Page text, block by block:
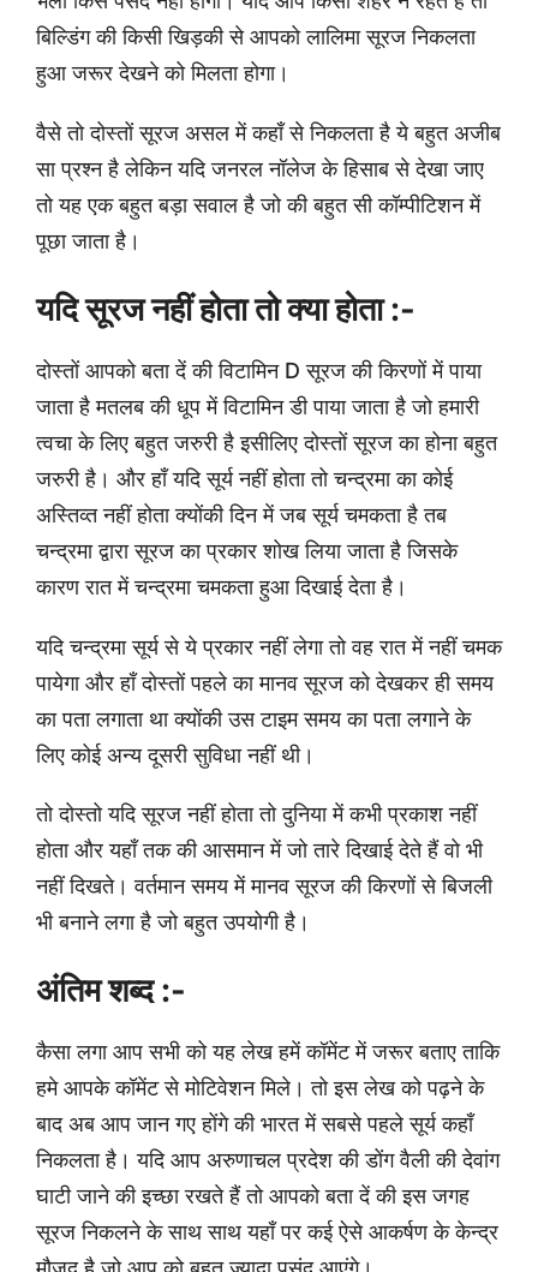
बिल्डिंग की किसी खिड़की से आपको लालिमा सूरज निकलता
हुआ जरूर देखने को मिलता होगा।
वैसे तो दोस्तों सूरज असल में कहाँ से निकलता है ये बहुत अजीब
सा प्रश्न है लेकिन यदि जनरल नॉलेज के हिसाब से देखा जाए
तो यह एक बहुत बड़ा सवाल है जो की बहुत सी कॉम्पीटिशन में
पूछा जाता है।
यदि सूरज नहीं होता तो क्या होता :-
दोस्तों आपको बता दें की विटामिन D सूरज की किरणों में पाया
जाता है मतलब की धूप में विटामिन डी पाया जाता है जो हमारी
त्वचा के लिए बहुत जरुरी है इसीलिए दोस्तों सूरज का होना बहुत
जरुरी है। और हाँ यदि सूर्य नहीं होता तो चन्द्रमा का कोई
अस्तिव्त नहीं होता क्योंकी दिन में जब सूर्य चमकता है तब
चन्द्रमा द्वारा सूरज का प्रकार शोख लिया जाता है जिसके
कारण रात में चन्द्रमा चमकता हुआ दिखाई देता है।
यदि चन्द्रमा सूर्य से ये प्रकार नहीं लेगा तो वह रात में नहीं चमक
पायेगा और हाँ दोस्तों पहले का मानव सूरज को देखकर ही समय
का पता लगाता था क्योंकी उस टाइम समय का पता लगाने के
लिए कोई अन्य दूसरी सुविधा नहीं थी।
तो दोस्तो यदि सूरज नहीं होता तो दुनिया में कभी प्रकाश नहीं
होता और यहाँ तक की आसमान में जो तारे दिखाई देते हैं वो भी
नहीं दिखते। वर्तमान समय में मानव सूरज की किरणों से बिजली
भी बनाने लगा है जो बहुत उपयोगी है।
अंतिम शब्द :-
कैसा लगा आप सभी को यह लेख हमें कॉमेंट में जरूर बताए ताकि
हमे आपके कॉमेंट से मोटिवेशन मिले। तो इस लेख को पढ़ने के
बाद अब आप जान गए होंगे की भारत में सबसे पहले सूर्य कहाँ
निकलता है। यदि आप अरुणाचल प्रदेश की डोंग वैली की देवांग
घाटी जाने की इच्छा रखते हैं तो आपको बता दें की इस जगह
सूरज निकलने के साथ साथ यहाँ पर कई ऐसे आकर्षण के केन्द्र